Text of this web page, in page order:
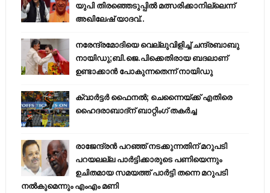
യുപി തിരഞ്ഞെടുപ്പില്‍ മത്സരിക്കാനില്ലെന്ന്
അഖിലേഷ് യാദവ്..
നരേന്ദ്രമോദിയെ വെല്ലുവിളിച്ച് ചന്ദ്രബാബു
നായിഡു;ബി.ജെ.പിക്കെതിരായ ബദലാണ്
ഉണ്ടാക്കാന്‍ പോകുന്നതെന്ന് നായിഡു
ക്വാർട്ടർ ഫൈനൽ; ചെന്നൈയ്ക്ക് എതിരെ
ഹൈദരാബാദ്ന് ബാറ്റിംഗ് തകർച്ച
രാജേന്ദ്രന്‍ പറഞ്ഞ് നടക്കുന്നതിന് മറുപടി
പറയലല്ല പാര്‍ട്ടിക്കാരുടെ പണിയെന്നും
ഉചിതമായ സമയത്ത് പാര്‍ട്ടി തന്നെ മറുപടി
നല്‍കുമെന്നും എംഎം മണി